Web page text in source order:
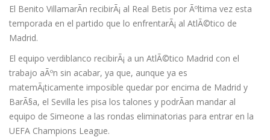
El Benito VillamarÃ­n recibirÃ¡ al Real Betis por Ãºltima vez esta
temporada en el partido que lo enfrentarÃ¡ al AtlÃ©tico de
Madrid.
El equipo verdiblanco recibirÃ¡ a un AtlÃ©tico Madrid con el
trabajo aÃºn sin acabar, ya que, aunque ya es
matemÃ¡ticamente imposible quedar por encima de Madrid y
BarÃ§a, el Sevilla les pisa los talones y podrÃ­an mandar al
equipo de Simeone a las rondas eliminatorias para entrar en la
UEFA Champions League.